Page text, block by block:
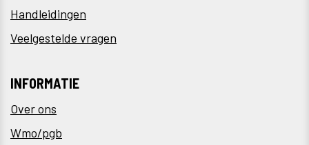
Handleidingen
Veelgestelde vragen
INFORMATIE
Over ons
Wmo/pgb